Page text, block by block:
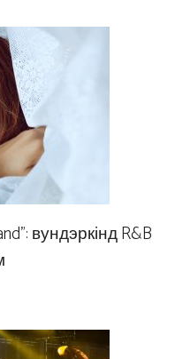
вундэркінд R&B